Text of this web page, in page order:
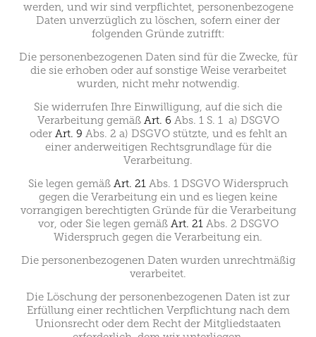
werden, und wir sind verpflichtet, personenbezogene
Daten unverzüglich zu löschen, sofern einer der
folgenden Gründe zutrifft:
Die personenbezogenen Daten sind für die Zwecke, für
die sie erhoben oder auf sonstige Weise verarbeitet
wurden, nicht mehr notwendig.
Sie widerrufen Ihre Einwilligung, auf die sich die
Verarbeitung gemäß Art. 6 Abs. 1 S. 1 a) DSGVO
oder Art. 9 Abs. 2 a) DSGVO stützte, und es fehlt an
einer anderweitigen Rechtsgrundlage für die
Verarbeitung.
Sie legen gemäß Art. 21 Abs. 1 DSGVO Widerspruch
gegen die Verarbeitung ein und es liegen keine
vorrangigen berechtigten Gründe für die Verarbeitung
vor, oder Sie legen gemäß Art. 21 Abs. 2 DSGVO
Widerspruch gegen die Verarbeitung ein.
Die personenbezogenen Daten wurden unrechtmäßig
verarbeitet.
Die Löschung der personenbezogenen Daten ist zur
Erfüllung einer rechtlichen Verpflichtung nach dem
Unionsrecht oder dem Recht der Mitgliedstaaten